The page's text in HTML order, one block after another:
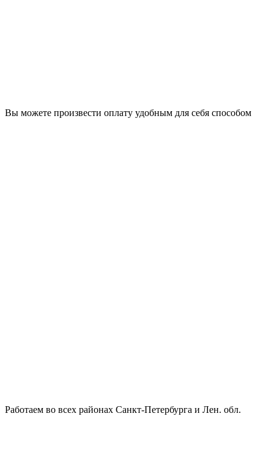
Вы можете произвести оплату удобным для себя способом
Работаем во всех районах Санкт-Петербурга и Лен. обл.